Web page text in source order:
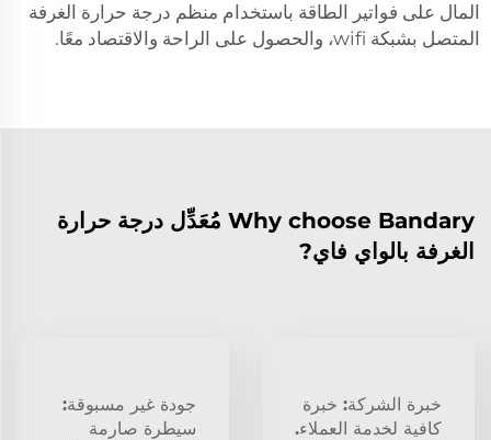
المال على فواتير الطاقة باستخدام منظم درجة حرارة الغرفة
المتصل بشبكة wifi، والحصول على الراحة والاقتصاد معًا.
Why choose Bandary مُعَدِّل درجة حرارة
الغرفة بالواي فاي?
خبرة الشركة: خبرة
كافية لخدمة العملاء.
جودة غير مسبوقة:
سيطرة صارمة